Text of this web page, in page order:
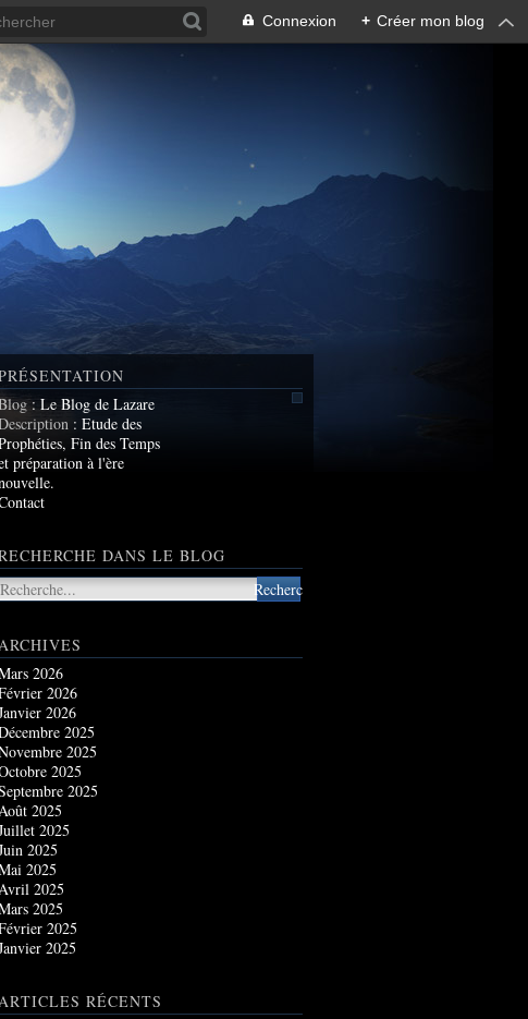
Connexion + Créer mon blog
: Le Blog de Lazare
: Etude des
Fin des Temps
préparation à l'ère
DANS LE BLOG
2026
2026
2026
2025
2025
2025
2025
2025
2025
2025
2025
2025
2025
2025
2025
RÉCENTS